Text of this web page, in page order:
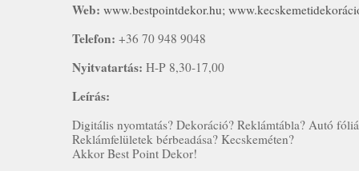
Web: www.bestpointdekor.hu;
Telefon: +36 70 948 9048
Nyitvatartás: H-P 8,30-17,00
Leírás:
Digitális nyomtatás? Dekoráció? Reklámtábla? Autó
Reklámfelületek bérbeadása? Kecskeméten?
Akkor Best Point Dekor!